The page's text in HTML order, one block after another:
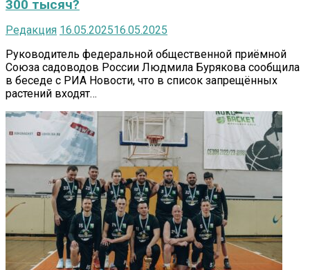
300 тысяч?
Редакция 16.05.202516.05.2025
Руководитель федеральной общественной приёмной
Союза садоводов России Людмила Бурякова сообщила
в беседе с РИА Новости, что в список запрещённых
растений входят…